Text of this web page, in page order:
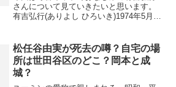
さんについて見ていきたいと思います。
有吉弘行(ありよし ひろいき)1974年5月31
世界に入りました。しかし喧嘩で兄弟弟
子に怪我...
松任谷由実が死去の噂？自宅の場
所は世田谷区のどこ？岡本と成
城？